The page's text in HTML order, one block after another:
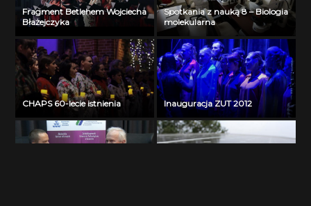
Fragment Betlehem Wojciecha
Błażejczyka
Spotkania z nauką 8 – Biologia
molekularna
CHAPS 60-lecie istnienia Inauguracja ZUT 2012